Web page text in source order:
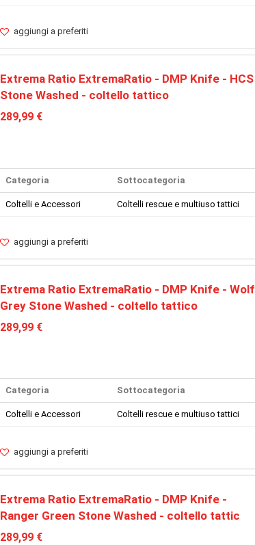
aggiungi a preferiti
Extrema Ratio ExtremaRatio - DMP Knife - HCS
Stone Washed - coltello tattico
289,99 €
Categoria Sottocategoria
Coltelli e Accessori Coltelli rescue e multiuso tattici
aggiungi a preferiti
Extrema Ratio ExtremaRatio - DMP Knife - Wolf
Grey Stone Washed - coltello tattico
289,99 €
Categoria Sottocategoria
Coltelli e Accessori Coltelli rescue e multiuso tattici
aggiungi a preferiti
Extrema Ratio ExtremaRatio - DMP Knife -
Ranger Green Stone Washed - coltello tattic
289,99 €